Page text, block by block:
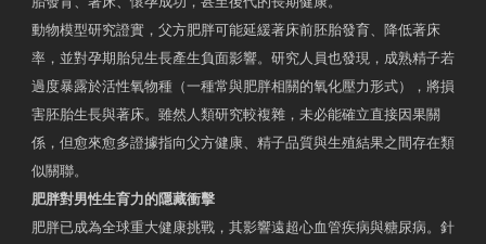
動物模型研究證實，父方肥胖可能延緩著床前胚胎發育、降低著床
率，並對孕期胎兒生長產生負面影響。研究人員也發現，成熟精子若
過度暴露於活性氧物種（一種常與肥胖相關的氧化壓力形式），將損
害胚胎生長與著床。雖然人類研究較複雜，未必能確立直接因果關
係，但愈來愈多證據指向父方健康、精子品質與生殖結果之間存在類
似關聯。
肥胖對男性生育力的隱藏衝擊
肥胖已成為全球重大健康挑戰，其影響遠超心血管疾病與糖尿病。針